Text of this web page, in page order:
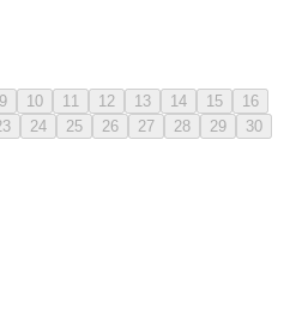
9 10 11 12 13 14 15
16
24 25 26 27 28 29 30